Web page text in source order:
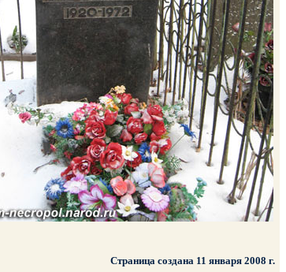
Страница создана 11 января 2008 г.